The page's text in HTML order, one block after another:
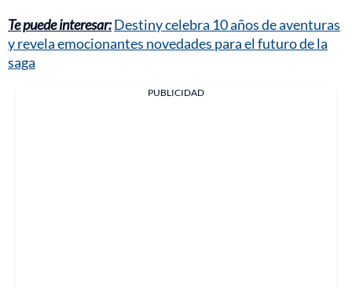
Te puede interesar:Destiny celebra 10 años de aventuras
y revela emocionantes novedades para el futuro de la
saga
PUBLICIDAD